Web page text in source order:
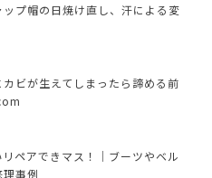
ップ帽の日焼け直し、汗による変
ビが生えてしまったら諦める前
ペアできマス！｜ブーツやベル
理事例